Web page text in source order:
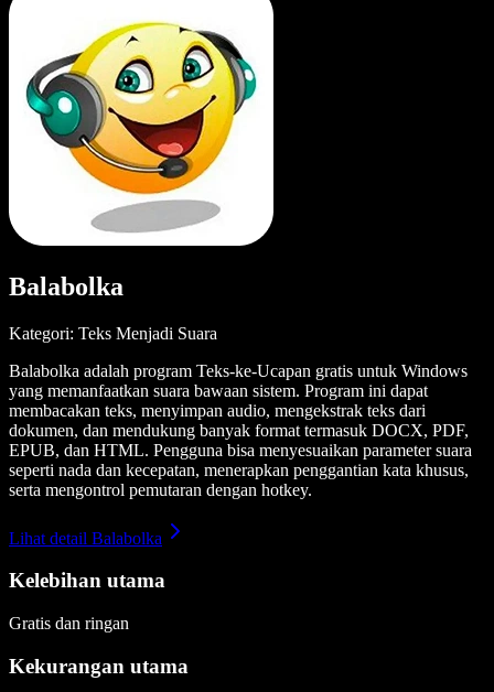
Balabolka
Kategori: Teks Menjadi Suara
Balabolka adalah program Teks-ke-Ucapan gratis untuk Windows
yang memanfaatkan suara bawaan sistem. Program ini dapat
membacakan teks, menyimpan audio, mengekstrak teks dari
dokumen, dan mendukung banyak format termasuk DOCX, PDF,
EPUB, dan HTML. Pengguna bisa menyesuaikan parameter suara
seperti nada dan kecepatan, menerapkan penggantian kata khusus,
serta mengontrol pemutaran dengan hotkey.
Lihat detail Balabolka
Kelebihan utama
Gratis dan ringan
Kekurangan utama